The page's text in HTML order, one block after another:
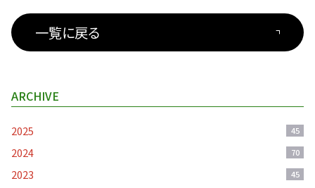
一覧に戻る
ARCHIVE
2025 45
2024 70
2023 45